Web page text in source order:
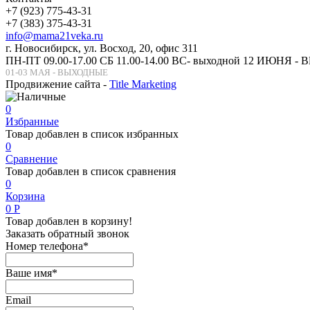
+7 (923) 775-43-31
+7 (383) 375-43-31
info@mama21veka.ru
г. Новосибирск, ул. Восход, 20, офис 311
ПН-ПТ 09.00-17.00 СБ 11.00-14.00 ВС- выходной 12 ИЮНЯ
01-03 МАЯ - ВЫХОДНЫЕ
Продвижение сайта - Title Marketing
0
Избранные
Товар добавлен в список избранных
0
Сравнение
Товар добавлен в список сравнения
0
Корзина
0 Р
Товар добавлен в корзину!
Заказать обратный звонок
Номер телефона*
Ваше имя*
Email